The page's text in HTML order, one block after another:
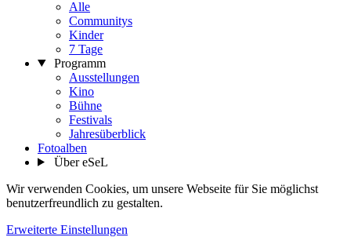
Alle
Communitys
Kinder
7 Tage
Programm
Ausstellungen
Kino
Bühne
Festivals
Jahresüberblick
Fotoalben
Über eSeL
Wir verwenden Cookies, um unsere Webseite für Sie möglichst
benutzerfreundlich zu gestalten.
Erweiterte Einstellungen